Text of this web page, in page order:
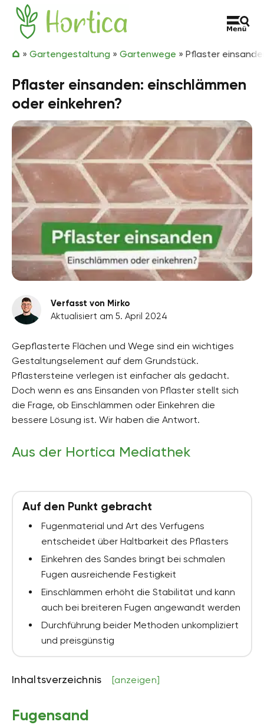
Zum Inhalt springen
Hortica
» Gartengestaltung » Gartenwege » Pflaster
Pflaster einsanden: einschlämmen
oder einkehren?
Verfasst von Mirko
Aktualisiert am 5. April 2024
Gepflasterte Flächen und Wege sind ein wichtiges
Gestaltungselement auf dem Grundstück.
Pflastersteine verlegen ist einfacher als gedacht.
Doch wenn es ans Einsanden von Pflaster stellt sich
die Frage, ob Einschlämmen oder Einkehren die
bessere Lösung ist. Wir haben die Antwort.
Aus der Hortica Mediathek
Auf den Punkt gebracht
Fugenmaterial und Art des Verfugens
entscheidet über Haltbarkeit des Pflasters
Einkehren des Sandes bringt bei schmalen
Fugen ausreichende Festigkeit
Einschlämmen erhöht die Stabilität und kann
auch bei breiteren Fugen angewandt werden
Durchführung beider Methoden unkompliziert
und preisgünstig
Inhaltsverzeichnis [anzeigen]
Fugensand